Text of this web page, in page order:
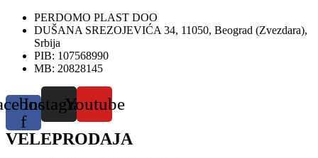
PERDOMO PLAST DOO
DUŠANA SREZOJEVIĆA 34, 11050, Beograd (Zvezdara),
Srbija
PIB: 107568990
MB: 20828145
f
InstagramYoutube
VELEPRODAJA